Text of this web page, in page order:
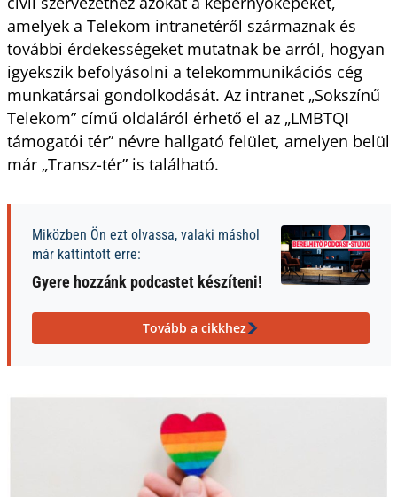
amelyek a Telekom intranetéről származnak és
további érdekességeket mutatnak be arról, hogyan
igyekszik befolyásolni a telekommunikációs cég
munkatársai gondolkodását. Az intranet „Sokszínű
Telekom” című oldaláról érhető el az „LMBTQI
támogatói tér” névre hallgató felület, amelyen belül
már „Transz-tér” is található.
Miközben Ön ezt olvassa, valaki máshol
már kattintott erre:
Gyere hozzánk podcastet készíteni!
Tovább a cikkhez